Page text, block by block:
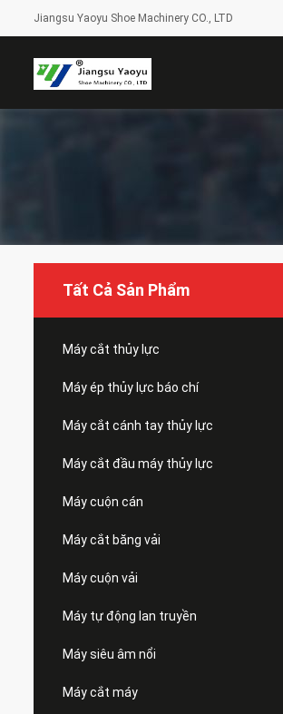
Jiangsu Yaoyu Shoe Machinery CO., LTD
Tất Cả Sản Phẩm
Máy cắt thủy lực
Máy ép thủy lực báo chí
Máy cắt cánh tay thủy lực
Máy cắt đầu máy thủy lực
Máy cuộn cán
Máy cắt băng vải
Máy cuộn vải
Máy tự động lan truyền
Máy siêu âm nổi
Máy cắt máy